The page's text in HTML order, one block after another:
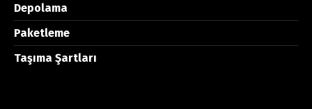
Depolama
Paketleme
Taşıma Şartları